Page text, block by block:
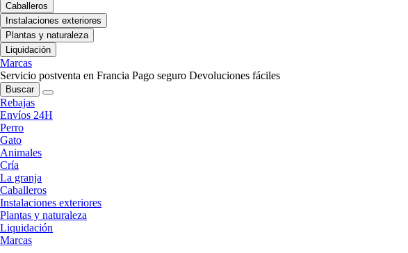
Caballeros
Instalaciones exteriores
Plantas y naturaleza
Liquidación
Marcas
Servicio postventa en Francia Pago seguro Devoluciones fáciles
Buscar
Rebajas
Envíos 24H
Perro
Gato
Animales
Cría
La granja
Caballeros
Instalaciones exteriores
Plantas y naturaleza
Liquidación
Marcas